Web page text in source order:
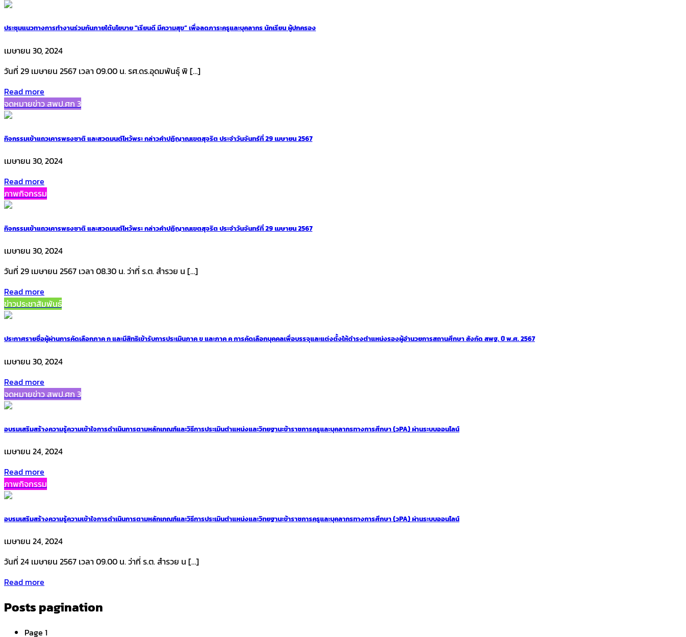
ประชุมแนวทางการทำงานร่วมกันภายใต้นโยบาย "เรียนดี มีความสุข” เพื่อลดภาระครูและบุคลากร นักเรียน ผู้ปกครอง
เมษายน 30, 2024
วันที่ 29 เมษายน 2567 เวลา 09.00 น. รศ.ดร.อุดมพันธุ์ พิ […]
Read more
จดหมายข่าว สพป.ศก 3
กิจกรรมเข้าแถวเคารพธงชาติ และสวดมนต์ไหว้พระ กล่าวคำปฏิญาณเขตสุจริต ประจำวันจันทร์ที่ 29 เมษายน 2567
เมษายน 30, 2024
Read more
ภาพกิจกรรม
กิจกรรมเข้าแถวเคารพธงชาติ และสวดมนต์ไหว้พระ กล่าวคำปฏิญาณเขตสุจริต ประจำวันจันทร์ที่ 29 เมษายน 2567
เมษายน 30, 2024
วันที่ 29 เมษายน 2567 เวลา 08.30 น. ว่าที่ ร.ต. สำรวย น […]
Read more
ข่าวประชาสัมพันธ์
ประกาศรายชื่อผู้ผ่านการคัดเลือกภาค ก และมีสิทธิเข้ารับการประเมินภาค ข และภาค ค การคัดเลือกบุคคลเพื่อบรรจุและแต่งตั้งให้ดำรงตำแหน่งรองผู้อำนวยการสถานศึกษา สังกัด สพฐ. ปี พ.ศ. 2567
เมษายน 30, 2024
Read more
จดหมายข่าว สพป.ศก 3
อบรมเสริมสร้างความรู้ความเข้าใจการดำเนินการตามหลักเกณฑ์และวิธีการประเมินตำแหน่งและวิทยฐานะข้าราชการครูและบุคลากรทางการศึกษา (วPA) ผ่านระบบออนไลน์
เมษายน 24, 2024
Read more
ภาพกิจกรรม
อบรมเสริมสร้างความรู้ความเข้าใจการดำเนินการตามหลักเกณฑ์และวิธีการประเมินตำแหน่งและวิทยฐานะข้าราชการครูและบุคลากรทางการศึกษา (วPA) ผ่านระบบออนไลน์
เมษายน 24, 2024
วันที่ 24 เมษายน 2567 เวลา 09.00 น. ว่าที่ ร.ต. สำรวย น […]
Read more
Posts pagination
Page 1